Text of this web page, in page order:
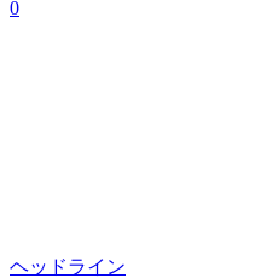
0
ヘッドライン